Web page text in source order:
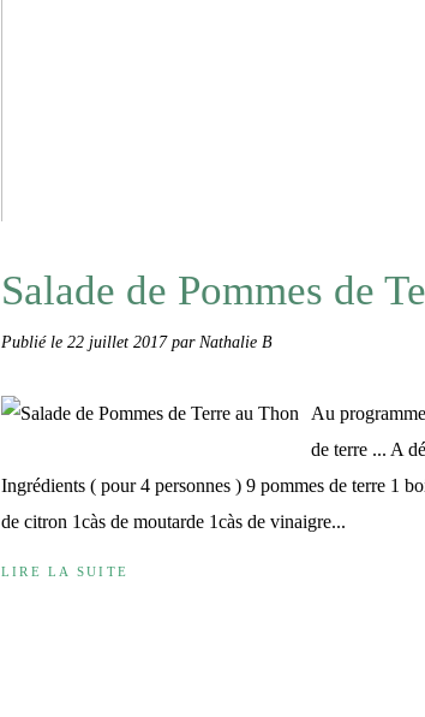
Salade de Pommes de
Publié le 22 juillet 2017par Nathalie B
Au
de terre ... A
Ingrédients ( pour 4 personnes ) 9 pommes de terre 1
de citron 1càs de moutarde 1càs de vinaigre...
LIRE LA SUITE